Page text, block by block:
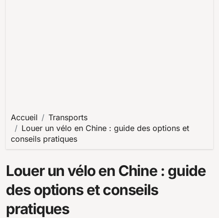
Accueil
Transports
Louer un vélo en Chine : guide des options et
conseils pratiques
Louer un vélo en Chine : guide
des options et conseils
pratiques